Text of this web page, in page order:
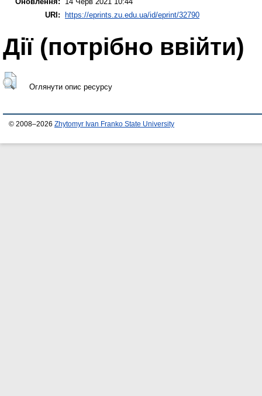
URI: https://eprints.zu.edu.ua/id/eprint/32790
Дії ​​(потрібно ввійти)
Оглянути опис ресурсу
© 2008–2026 Zhytomyr Ivan Franko State University